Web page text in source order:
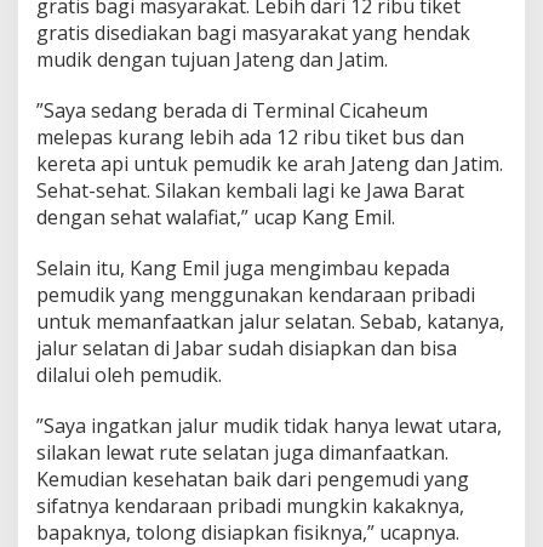
gratis bagi masyarakat. Lebih dari 12 ribu tiket
gratis disediakan bagi masyarakat yang hendak
mudik dengan tujuan Jateng dan Jatim.
”Saya sedang berada di Terminal Cicaheum
melepas kurang lebih ada 12 ribu tiket bus dan
kereta api untuk pemudik ke arah Jateng dan Jatim.
Sehat-sehat. Silakan kembali lagi ke Jawa Barat
dengan sehat walafiat,” ucap Kang Emil.
Selain itu, Kang Emil juga mengimbau kepada
pemudik yang menggunakan kendaraan pribadi
untuk memanfaatkan jalur selatan. Sebab, katanya,
jalur selatan di Jabar sudah disiapkan dan bisa
dilalui oleh pemudik.
”Saya ingatkan jalur mudik tidak hanya lewat utara,
silakan lewat rute selatan juga dimanfaatkan.
Kemudian kesehatan baik dari pengemudi yang
sifatnya kendaraan pribadi mungkin kakaknya,
bapaknya, tolong disiapkan fisiknya,” ucapnya.